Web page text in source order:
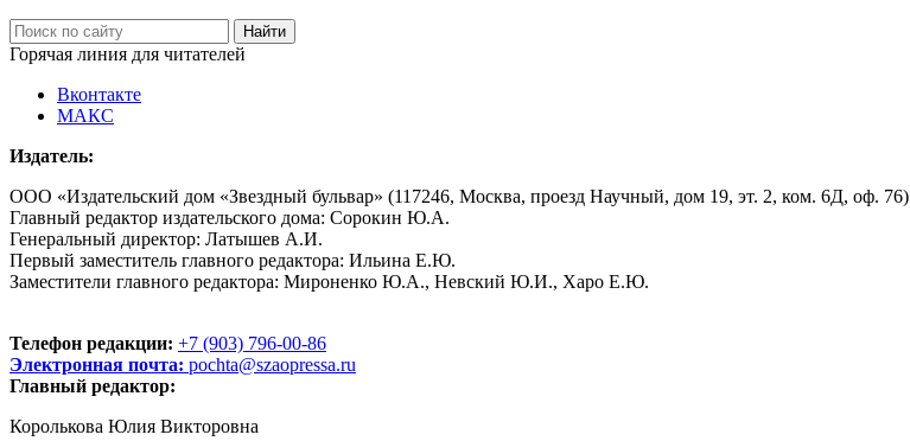
Горячая линия для читателей
Вконтакте
МАКС
Издатель:
ООО «Издательский дом «Звездный бульвар» (117246, Москва, проезд Научный, дом 19, эт. 2, ком. 6Д, оф. 76)
Главный редактор издательского дома: Сорокин Ю.А.
Генеральный директор: Латышев А.И.
Первый заместитель главного редактора: Ильина Е.Ю.
Заместители главного редактора: Мироненко Ю.А., Невский Ю.И., Харо Е.Ю.
Телефон редакции: +7 (903) 796-00-86
Электронная почта: pochta@szaopressa.ru
Главный редактор:
Королькова Юлия Викторовна